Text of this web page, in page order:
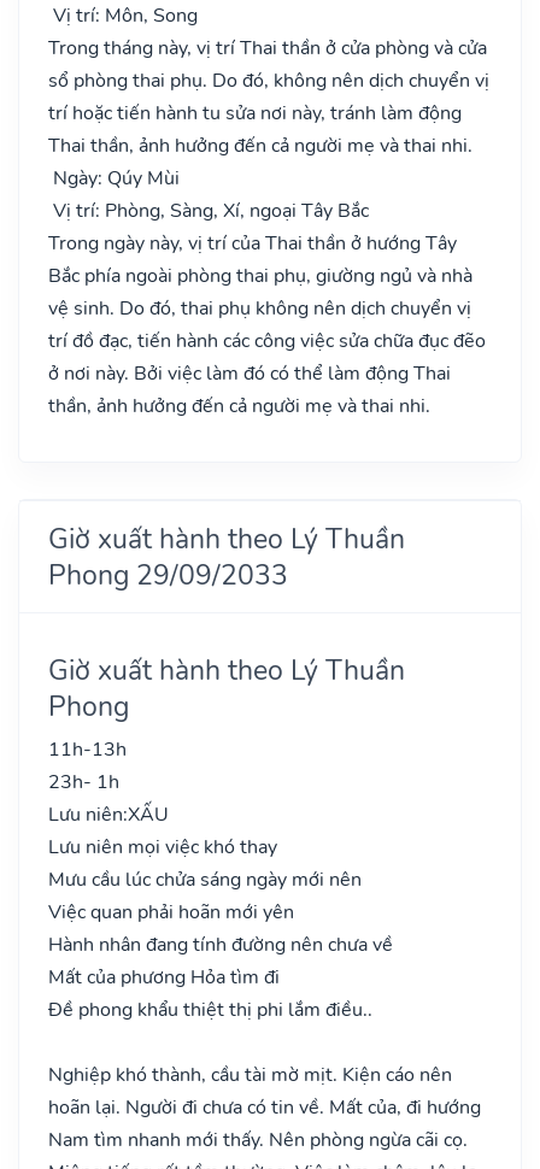
Vị trí: Môn, Song
Trong tháng này, vị trí Thai thần ở cửa phòng và cửa
sổ phòng thai phụ. Do đó, không nên dịch chuyển vị
trí hoặc tiến hành tu sửa nơi này, tránh làm động
Thai thần, ảnh hưởng đến cả người mẹ và thai nhi.
Ngày: Qúy Mùi
Vị trí: Phòng, Sàng, Xí, ngoại Tây Bắc
Trong ngày này, vị trí của Thai thần ở hướng Tây
Bắc phía ngoài phòng thai phụ, giường ngủ và nhà
vệ sinh. Do đó, thai phụ không nên dịch chuyển vị
trí đồ đạc, tiến hành các công việc sửa chữa đục đẽo
ở nơi này. Bởi việc làm đó có thể làm động Thai
thần, ảnh hưởng đến cả người mẹ và thai nhi.
Giờ xuất hành theo Lý Thuần
Phong 29/09/2033
Giờ xuất hành theo Lý Thuần
Phong
11h-13h
23h- 1h
Lưu niên:XẤU
Lưu niên mọi việc khó thay
Mưu cầu lúc chửa sáng ngày mới nên
Việc quan phải hoãn mới yên
Hành nhân đang tính đường nên chưa về
Mất của phương Hỏa tìm đi
Đề phong khẩu thiệt thị phi lắm điều..
Nghiệp khó thành, cầu tài mờ mịt. Kiện cáo nên
hoãn lại. Người đi chưa có tin về. Mất của, đi hướng
Nam tìm nhanh mới thấy. Nên phòng ngừa cãi cọ.